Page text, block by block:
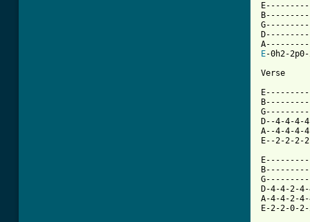
E-0h2-
Verse
D--4-4-4-
A--4-4-4-
E--2-2-2-
D-4-4-2-
A-4-4-2-
E-2-2-0-